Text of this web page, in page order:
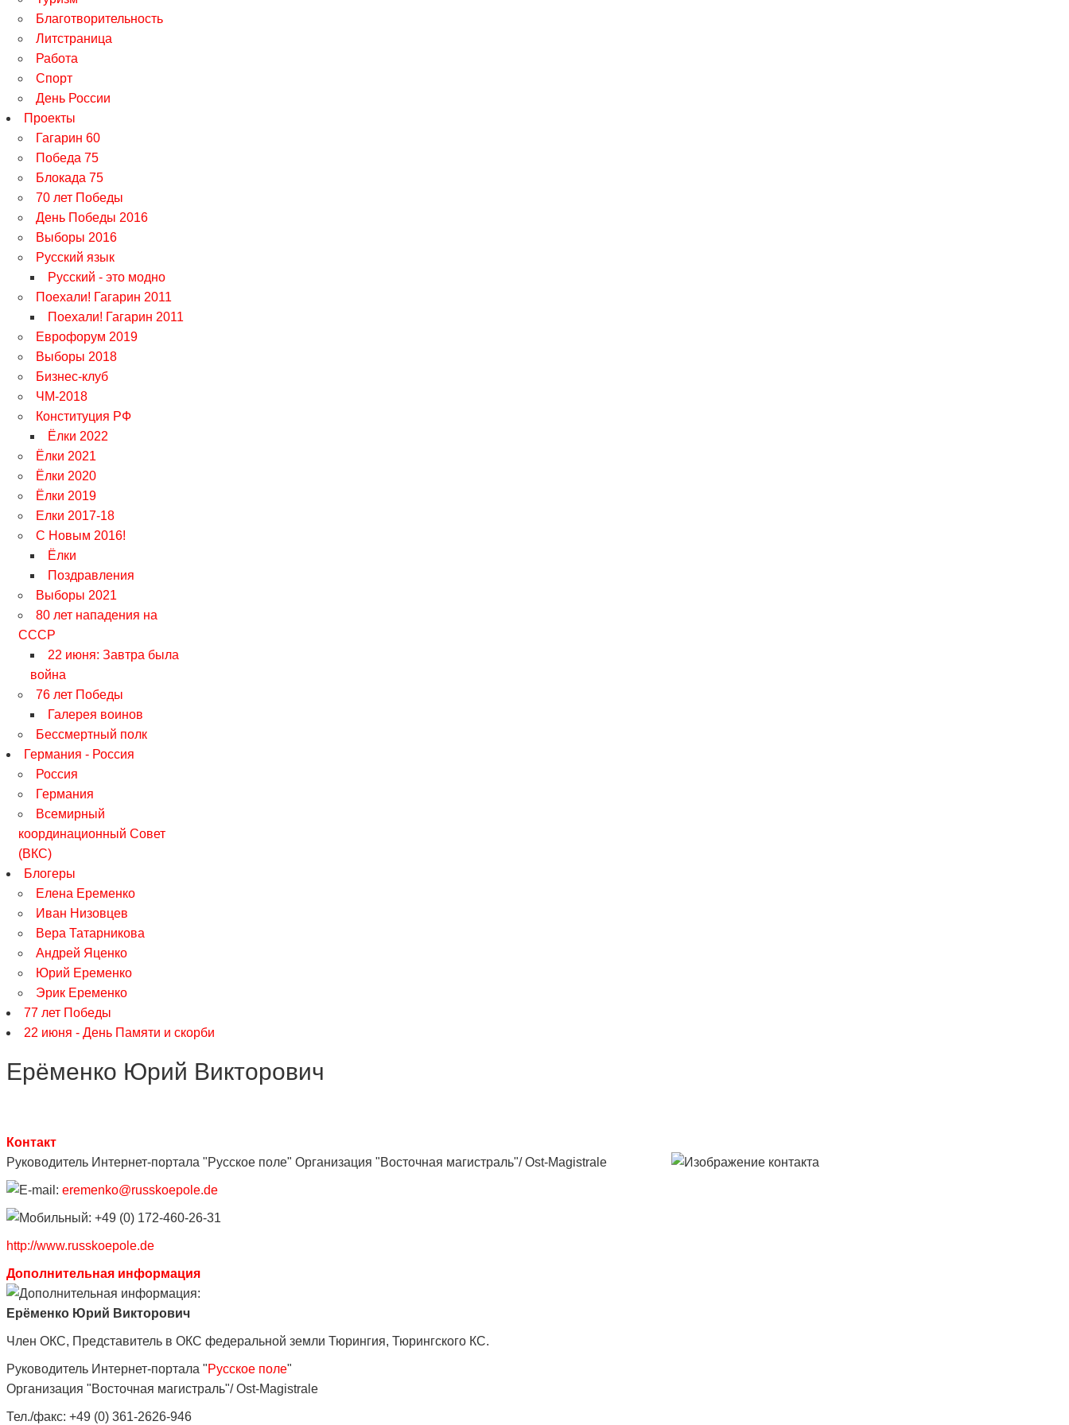
Благотворительность
Литстраница
Работа
Спорт
День России
Проекты
Гагарин 60
Победа 75
Блокада 75
70 лет Победы
День Победы 2016
Выборы 2016
Русский язык
Русский - это модно
Поехали! Гагарин 2011
Поехали! Гагарин 2011
Еврофорум 2019
Выборы 2018
Бизнес-клуб
ЧМ-2018
Конституция РФ
Ёлки 2022
Ёлки 2021
Ёлки 2020
Ёлки 2019
Елки 2017-18
С Новым 2016!
Ёлки
Поздравления
Выборы 2021
80 лет нападения на
СССР
22 июня: Завтра была
война
76 лет Победы
Галерея воинов
Бессмертный полк
Германия - Россия
Россия
Германия
Всемирный
координационный Совет
(ВКС)
Блогеры
Елена Еременко
Иван Низовцев
Вера Татарникова
Андрей Яценко
Юрий Еременко
Эрик Еременко
77 лет Победы
22 июня - День Памяти и скорби
Ерёменко Юрий Викторович
Контакт
Руководитель Интернет-портала "Русское поле" Организация "Восточная магистраль"/ Ost-Magistrale
eremenko@russkoepole.de
+49 (0) 172-460-26-31
http://www.russkoepole.de
Дополнительная информация
Ерёменко Юрий Викторович
Член ОКС, Представитель в ОКС федеральной земли Тюрингия, Тюрингского КС.
Руководитель Интернет-портала "Русское поле"
Организация "Восточная магистраль"/ Ost-Magistrale
Тел./факс: +49 (0) 361-2626-946